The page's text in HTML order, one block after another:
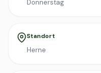
Donnerstag
Standort
Herne